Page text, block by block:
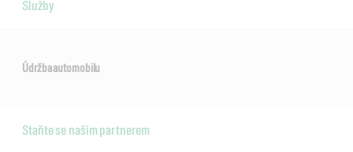
Služby
Údržba automobilu
Staňte se naším partnerem